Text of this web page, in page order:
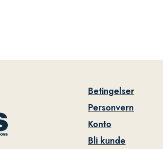
Betingelser
Personvern
Konto
Bli kunde